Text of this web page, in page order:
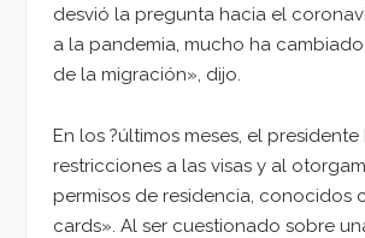
desvió la pregunta hacia el
a la pandemia, mucho ha
de la migración», dijo.
En los ?últimos meses, el
restricciones a las visas y al
permisos de residencia, conocidos
cards». Al ser cuestionado sobre